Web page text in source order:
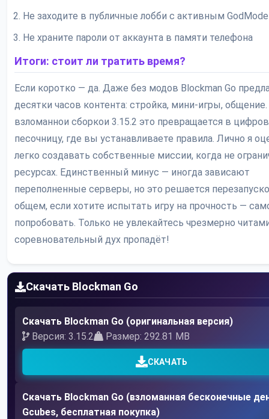
Не заходите в публичные лобби с активным GodMode
Не храните пароли от аккаунта в памяти телефона
Итоги: стоит ли тратить время?
Если коротко — да. Даже без модов Blockman Go
десятки часов контента: стройка, мини-игры,
взломаннои сборкои 3.15.2 это превращается в
песочницу, где вы устанавливаете правила. Лично я
легко создавать собственные миссии, когда не
ресурсах. Единственный минус — иногда зависают
переполненные серверы, но это решается
общем, если хотите испытать игру на прочность —
попробовать. Только не увлекайтесь чрезмерно
соревновательный дух пропадёт!
Скачать Blockman Go
Скачать Blockman Go (оригинальная версия)
Версия: 3.15.2
Размер: 292.81 MB
СКАЧАТЬ
Скачать Blockman Go (взломанная бесконечные
Gcubes, бесплатная покупка)